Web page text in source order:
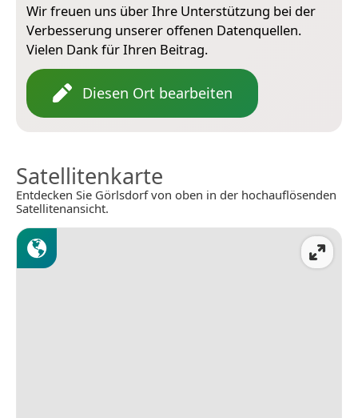
Wir freuen uns über Ihre Unterstützung bei der
Verbesserung unserer offenen Datenquellen.
Vielen Dank für Ihren Beitrag.
Diesen Ort bearbeiten
Satellitenkarte
Entdecken Sie Görlsdorf von oben in der hochauflösenden
Satellitenansicht.